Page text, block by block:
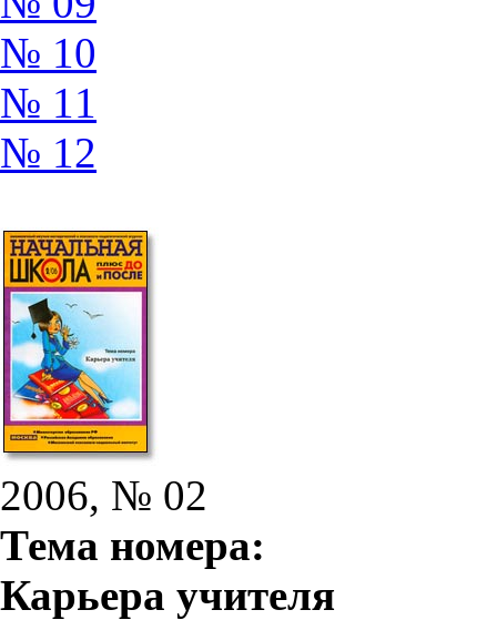
№ 10
№ 11
№ 12
2006, № 02
Тема номера:
Карьера учителя